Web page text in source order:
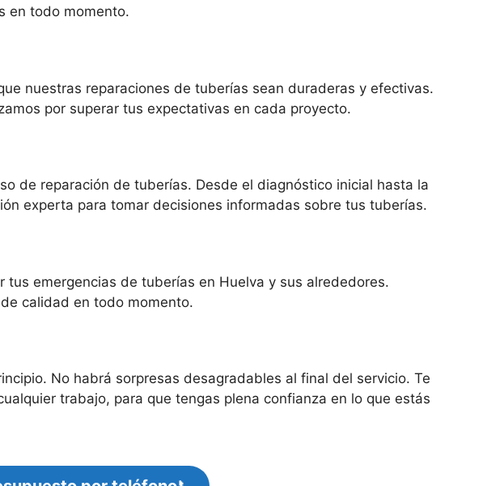
en todo momento.
nuestras reparaciones de tuberías sean duraderas y efectivas.
por superar tus expectativas en cada proyecto.
de reparación de tuberías. Desde el diagnóstico inicial hasta la
experta para tomar decisiones informadas sobre tus tuberías.
emergencias de tuberías en Huelva y sus alrededores.
calidad en todo momento.
No habrá sorpresas desagradables al final del servicio. Te
trabajo, para que tengas plena confianza en lo que estás